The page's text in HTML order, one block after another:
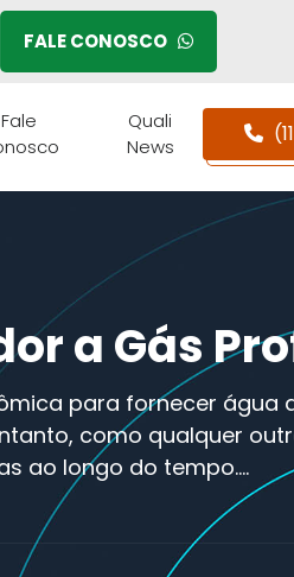
FALE CONOSCO
Fale
Quali
News
a Gás
para fornecer água
como qualquer
ao longo do tempo.…